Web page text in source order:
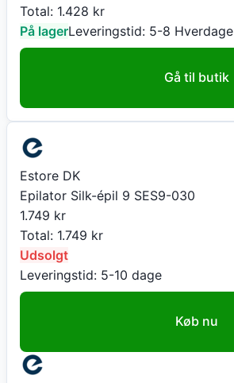
Total: 1.428 kr
På lagerLeveringstid: 5-8 Hverdage
Gå til butik
Estore DK
Epilator Silk-épil 9 SES9-030
1.749 kr
Total: 1.749 kr
Udsolgt
Leveringstid: 5-10 dage
Køb nu